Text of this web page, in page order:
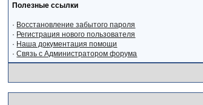
Полезные ссылки
· Восстановление забытого пароля
· Регистрация нового пользователя
· Наша документация помощи
·Связь с Администратором форума